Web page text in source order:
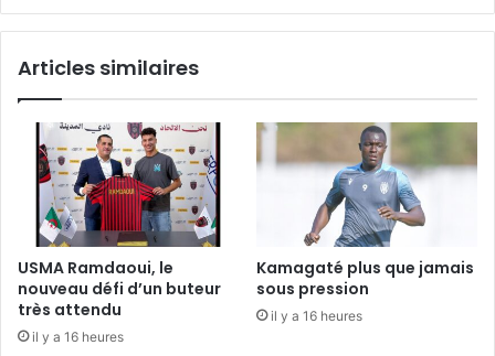
Articles similaires
USMA Ramdaoui, le
nouveau défi d’un buteur
très attendu
il y a 16 heures
Kamagaté plus que jamais
sous pression
il y a 16 heures